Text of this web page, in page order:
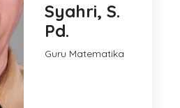
Syahri, S.
Pd.
Guru Matematika